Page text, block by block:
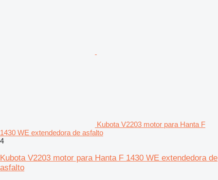
Kubota V2203 motor para Hanta F
1430 WE extendedora de asfalto
4
Kubota V2203 motor para Hanta F 1430 WE extendedora de
asfalto